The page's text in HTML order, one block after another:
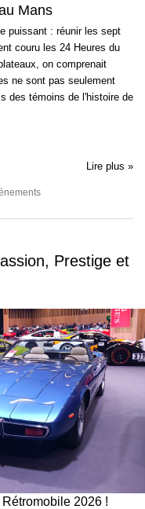
Mans
puissant : réunir les sept
couru les 24 Heures du
on comprenait
ne sont pas seulement
des témoins de l'histoire de
Lire plus »
Prestige et
2026 !